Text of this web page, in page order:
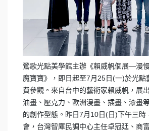
鶯歌光點美學館主辦《賴威帆個展—漫
魔寶寶》，即日起至7月25日(一)於光點
費參觀。來自台中的藝術家賴威帆，展
油畫、壓克力、歐洲漫畫、插畫、漆畫
的創作型態。昨日7月10日(日)下午三時
會，台灣智庫民調中心主任卓冠廷、商